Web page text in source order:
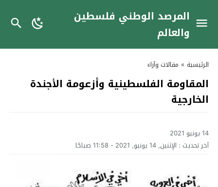
المرصد الوطني فلسطين
والعالم
الرئيسية » مقالات وآراء
المقاومة الفلسطينية وأزعومة الأجندة
الخارجية
14 يونيو 2021
آخر تحديث : الإثنين, 14 يونيو, 2021 - 11:58 صباحًا